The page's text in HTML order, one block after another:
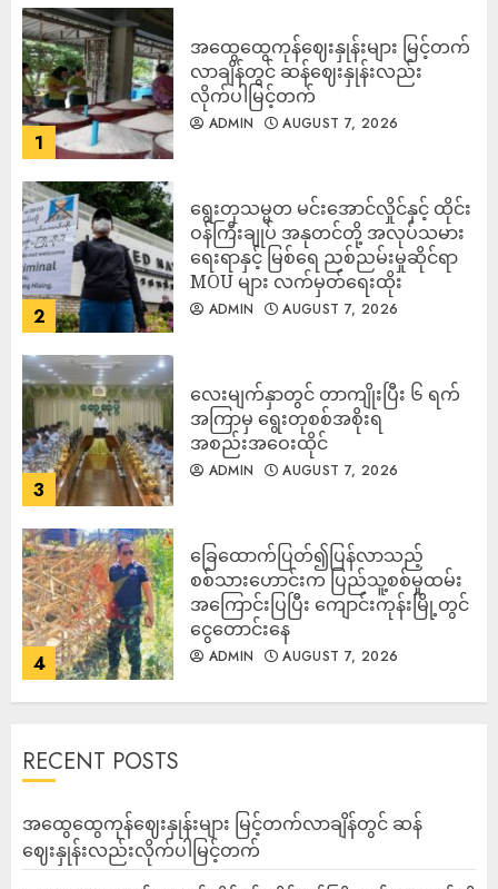
1
အထွေထွေကုန်ဈေးနှုန်းများ မြင့်တက်
လာချိန်တွင် ဆန်ဈေးနှုန်းလည်း
လိုက်ပါမြင့်တက်
ADMIN AUGUST 7, 2026
2
ရွေးတုသမ္မတ မင်းအောင်လှိုင်နှင့် ထိုင်း
ဝန်ကြီးချုပ် အနုတင်တို့ အလုပ်သမား
ရေးရာနှင့် မြစ်ရေ ညစ်ညမ်းမှုဆိုင်ရာ
MOU များ လက်မှတ်ရေးထိုး
ADMIN AUGUST 7, 2026
3
လေးမျက်နှာတွင် တာကျိုးပြီး ၆ ရက်
အကြာမှ ရွေးတုစစ်အစိုးရ
အစည်းအဝေးထိုင်
ADMIN AUGUST 7, 2026
4
ခြေထောက်ပြတ်၍ပြန်လာသည့်
စစ်သားဟောင်းက ပြည်သူ့စစ်မှုထမ်း
အကြောင်းပြပြီး ကျောင်းကုန်းမြို့တွင်
ငွေတောင်းနေ
ADMIN AUGUST 7, 2026
RECENT POSTS
အထွေထွေကုန်ဈေးနှုန်းများ မြင့်တက်လာချိန်တွင် ဆန်
ဈေးနှုန်းလည်းလိုက်ပါမြင့်တက်